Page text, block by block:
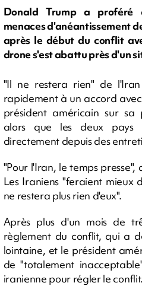
Donald Trump a proféré
menaces d'anéantissement
après le début du conflit
drone s'est abattu près d'un
"Il ne restera rien" de
rapidement à un accord
président américain sur sa
alors que les deux
directement depuis des
"Pour l'Iran, le temps
Les Iraniens "feraient mieux
ne restera plus rien d'eux".
Après plus d'un mois de
règlement du conflit, qui a
lointaine, et le président
de "totalement
iranienne pour régler le conflit.